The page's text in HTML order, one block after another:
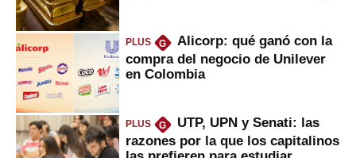
PLUS G
Alicorp: qué ganó con la
compra del negocio de Unilever
en Colombia
PLUS G
UTP, UPN y Senati: las
razones por la que los capitalinos